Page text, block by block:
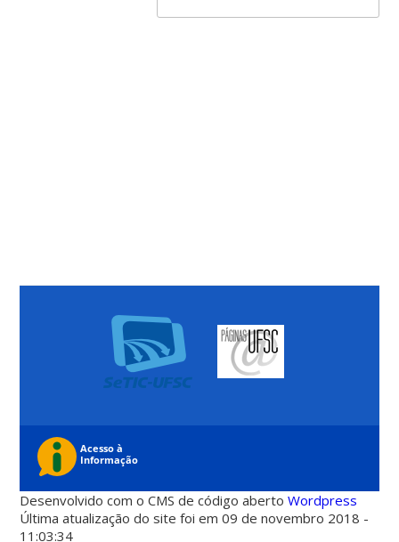
Desenvolvido com o CMS de código abertoWordpress
Última atualização do site foi em 09 de novembro 2018 -
11:03:34